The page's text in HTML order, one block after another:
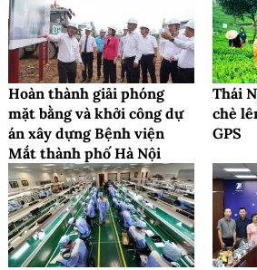
Hoàn thành giải phóng
mặt bằng và khởi công dự
án xây dựng Bệnh viện
Mắt thành phố Hà Nội
Thái
chè
GPS